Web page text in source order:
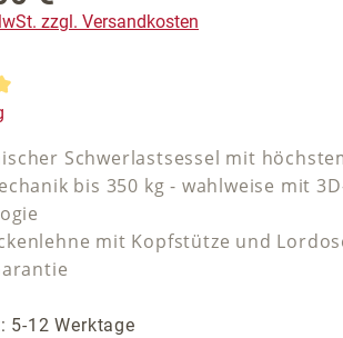
zzgl. Versandkosten
Bewertung von 5 von 5 Sternen
Schwerlastsessel mit
bis 350 kg - wahlweise mit
mit Kopfstütze und
5-12 Werktage